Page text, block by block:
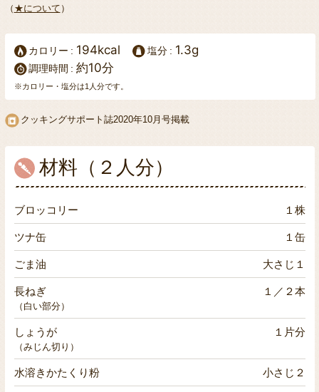
（ ★について ）
カロリー 194kcal 塩分 1.3g
調理時間 約10分
※カロリー・塩分は1人分です。
クッキングサポート誌2020年10月号掲載
材料（２人分）
ブロッコリー １株
ツナ缶 １缶
ごま油 大さじ１
長ねぎ １／２本
（白い部分）
しょうが １片分
（みじん切り）
水溶きかたくり粉 小さじ２